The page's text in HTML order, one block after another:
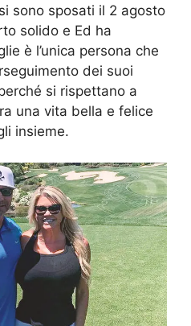
sono sposati il 2 agosto
solido e Ed ha
è l’unica persona che
dei suoi
si rispettano a
una vita bella e felice
insieme.